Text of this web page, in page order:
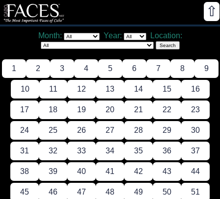
⇧
Month: Year: Location:
1 2 3 4 5 6 7 8 9
10 11 12 13 14 15 16
17 18 19 20 21 22 23
24 25 26 27 28 29 30
31 32 33 34 35 36 37
38 39 40 41 42 43 44
45 46 47 48 49 50 51